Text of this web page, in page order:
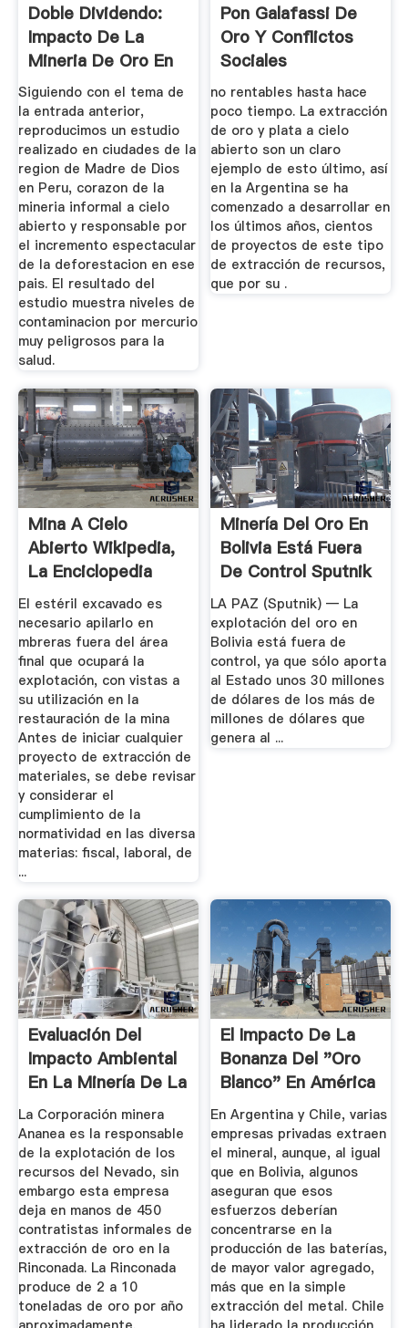
Doble Dividendo:
Impacto De La
Mineria De Oro En
Peru ...
Siguiendo con el tema de
la entrada anterior,
reproducimos un estudio
realizado en ciudades de la
region de Madre de Dios
en Peru, corazon de la
mineria informal a cielo
abierto y responsable por
el incremento espectacular
de la deforestacion en ese
pais. El resultado del
estudio muestra niveles de
contaminacion por mercurio
muy peligrosos para la
salud.
Pon Galafassi De
Oro Y Conflictos
Sociales
no rentables hasta hace
poco tiempo. La extracción
de oro y plata a cielo
abierto son un claro
ejemplo de esto último, así
en la Argentina se ha
comenzado a desarrollar en
los últimos años, cientos
de proyectos de este tipo
de extracción de recursos,
que por su .
Mina A Cielo
Abierto Wikipedia,
La Enciclopedia
Libre
El estéril excavado es
necesario apilarlo en
mbreras fuera del área
final que ocupará la
explotación, con vistas a
su utilización en la
restauración de la mina
Antes de iniciar cualquier
proyecto de extracción de
materiales, se debe revisar
y considerar el
cumplimiento de la
normatividad en las diversa
materias: fiscal, laboral, de
...
Minería Del Oro En
Bolivia Está Fuera
De Control Sputnik
...
LA PAZ (Sputnik) — La
explotación del oro en
Bolivia está fuera de
control, ya que sólo aporta
al Estado unos 30 millones
de dólares de los más de
millones de dólares que
genera al ...
Evaluación Del
Impacto Ambiental
En La Minería De La
...
La Corporación minera
Ananea es la responsable
de la explotación de los
recursos del Nevado, sin
embargo esta empresa
deja en manos de 450
contratistas informales de
extracción de oro en la
Rinconada. La Rinconada
produce de 2 a 10
toneladas de oro por año
El Impacto De La
Bonanza Del "oro
Blanco" En América
...
En Argentina y Chile, varias
empresas privadas extraen
el mineral, aunque, al igual
que en Bolivia, algunos
aseguran que esos
esfuerzos deberían
concentrarse en la
producción de las baterías,
de mayor valor agregado,
más que en la simple
extracción del metal. Chile